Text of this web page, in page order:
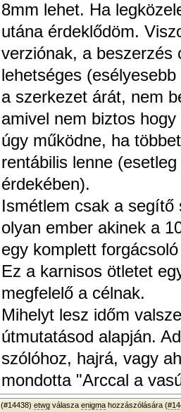
8mm lehet. Ha
utána érdeklődöm.
verziónak, a beszerzés
lehetséges
a szerkezet árát, nem
amivel nem biztos
úgy működne, ha
rentábilis lenne
érdekében).
Ismétlem csak a
olyan ember akinek a
egy komplett
Ez a karnisos ötletet
megfelelő a célnak.
Mihelyt lesz időm
útmutatásod alapján.
szólóhoz, hajrá, vagy
mondotta "Arccal a
(#14438) etwg válasza enigma hozzászólására (